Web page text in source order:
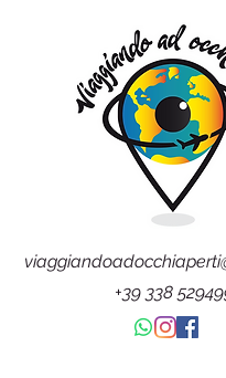
+39 338